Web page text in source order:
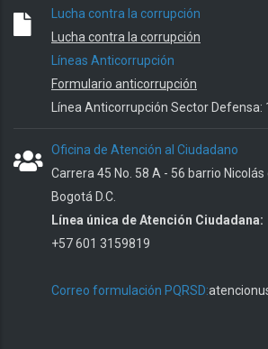
Lucha contra la corrupción
Lucha contra la corrupción
Líneas Anticorrupción
Formulario anticorrupción
Línea Anticorrupción Sector Defensa:
Oficina de Atención al Ciudadano
Carrera 45 No. 58 A - 56 barrio
Bogotá D.C.
Línea única de Atención Ciudadana:
+57 601 3159819
Correo formulación PQRSD: